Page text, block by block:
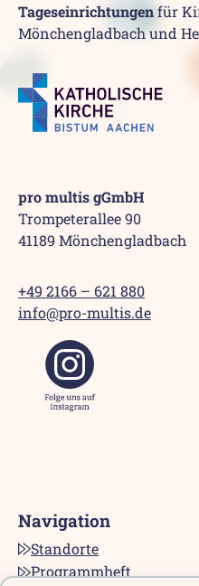
Tageseinrichtungenfür
Mönchengladbach und
pro multis gGmbH
Trompeterallee 90
41189 Mönchengladbach
+49 2166 – 621 880
info@pro-multis.de
Navigation
Standorte
Programmheft